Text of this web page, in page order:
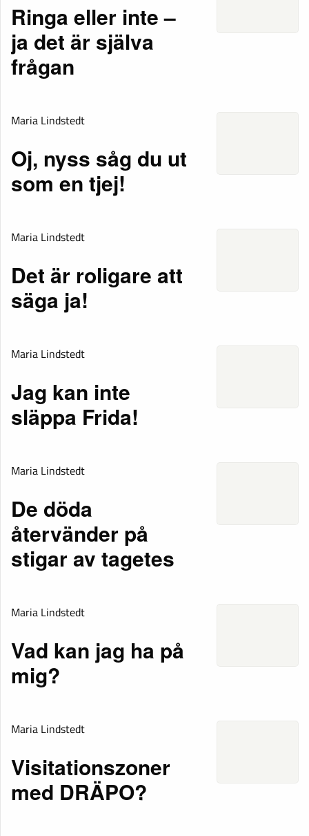
Ringa eller inte –
ja det är själva
frågan
Maria Lindstedt
Oj, nyss såg du ut
som en tjej!
Maria Lindstedt
Det är roligare att
säga ja!
Maria Lindstedt
Jag kan inte
släppa Frida!
Maria Lindstedt
De döda
återvänder på
stigar av tagetes
Maria Lindstedt
Vad kan jag ha på
mig?
Maria Lindstedt
Visitationszoner
med DRÄPO?